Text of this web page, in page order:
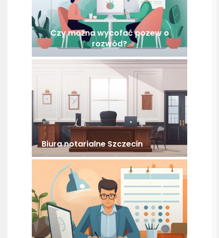
Czy można wycofać pozew o
rozwód?
Biura notarialne Szczecin